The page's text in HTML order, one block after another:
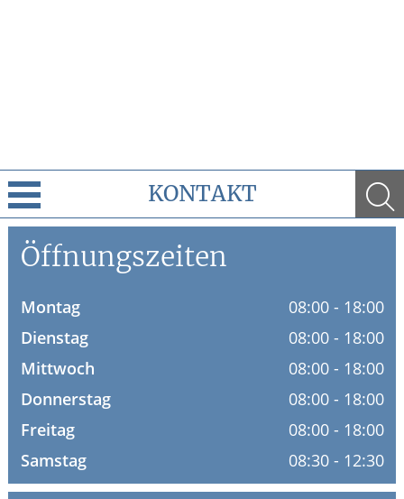
KONTAKT
Cannabis
Ratgeber
HOMÖOPATHIE
GESUND IM ALTER
Öffnungszeiten
Montag
08:00 - 18:00
Dienstag
08:00 - 18:00
Mittwoch
08:00 - 18:00
Donnerstag
08:00 - 18:00
Freitag
08:00 - 18:00
Samstag
08:30 - 12:30